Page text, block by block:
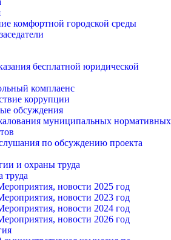
комфортной городской среды
бесплатной юридической
комплаенс
коррупции
обсуждения
муниципальных нормативных
по обсуждению проекта
и охраны труда
труда
новости 2025 год
новости 2023 год
новости 2024 год
новости 2026 год